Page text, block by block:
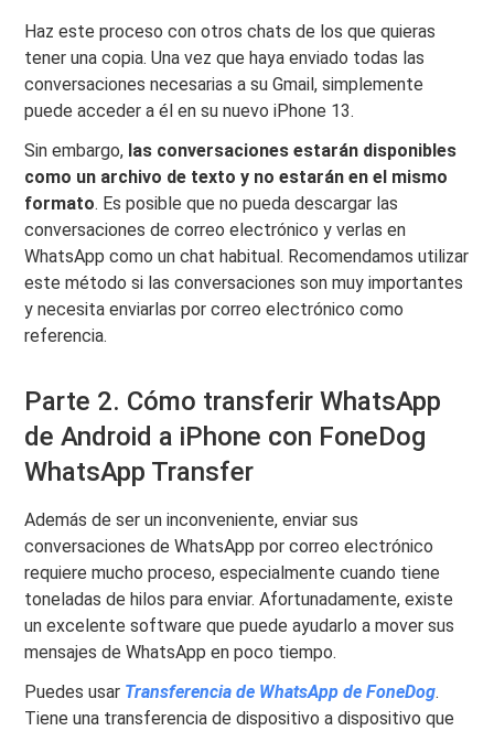
Haz este proceso con otros chats de los que quieras
tener una copia. Una vez que haya enviado todas las
conversaciones necesarias a su Gmail, simplemente
puede acceder a él en su nuevo iPhone 13.
Sin embargo, las conversaciones estarán disponibles
como un archivo de texto y no estarán en el mismo
formato. Es posible que no pueda descargar las
conversaciones de correo electrónico y verlas en
WhatsApp como un chat habitual. Recomendamos utilizar
este método si las conversaciones son muy importantes
y necesita enviarlas por correo electrónico como
referencia.
Parte 2. Cómo transferir WhatsApp
de Android a iPhone con FoneDog
WhatsApp Transfer
Además de ser un inconveniente, enviar sus
conversaciones de WhatsApp por correo electrónico
requiere mucho proceso, especialmente cuando tiene
toneladas de hilos para enviar. Afortunadamente, existe
un excelente software que puede ayudarlo a mover sus
mensajes de WhatsApp en poco tiempo.
Puedes usar Transferencia de WhatsApp de FoneDog.
Tiene una transferencia de dispositivo a dispositivo que